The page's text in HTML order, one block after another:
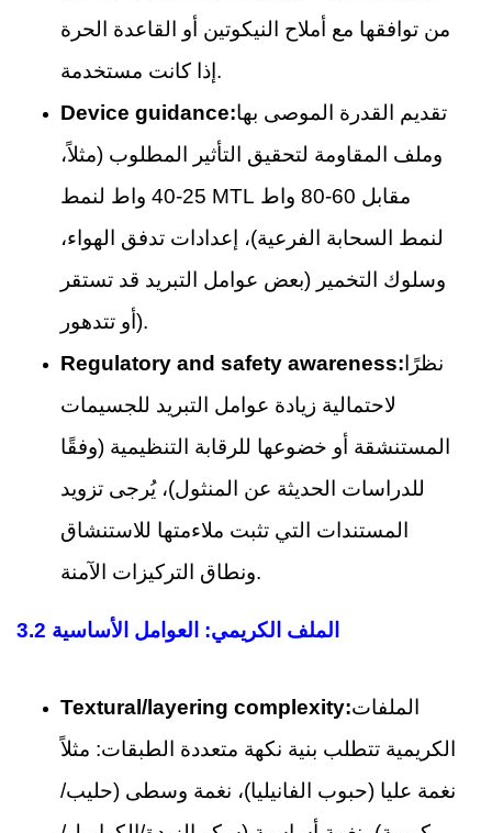
من توافقها مع أملاح النيكوتين أو القاعدة الحرة
إذا كانت مستخدمة.
Device guidance:تقديم القدرة الموصى بها
وملف المقاومة لتحقيق التأثير المطلوب (مثلاً،
25-40 واط لنمط MTL مقابل 60-80 واط
لنمط السحابة الفرعية)، إعدادات تدفق الهواء،
وسلوك التخمير (بعض عوامل التبريد قد تستقر
أو تتدهور).
Regulatory and safety awareness: نظرًا
لاحتمالية زيادة عوامل التبريد للجسيمات
المستنشقة أو خضوعها للرقابة التنظيمية (وفقًا
للدراسات الحديثة عن المنثول)، يُرجى تزويد
المستندات التي تثبت ملاءمتها للاستنشاق
ونطاق التركيزات الآمنة.
3.2 الملف الكريمي: العوامل الأساسية
Textural/layering complexity:الملفات
الكريمية تتطلب بنية نكهة متعددة الطبقات: مثلاً
نغمة عليا (حبوب الفانيليا)، نغمة وسطى (حليب/